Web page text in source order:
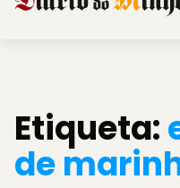
Etiqueta:
de